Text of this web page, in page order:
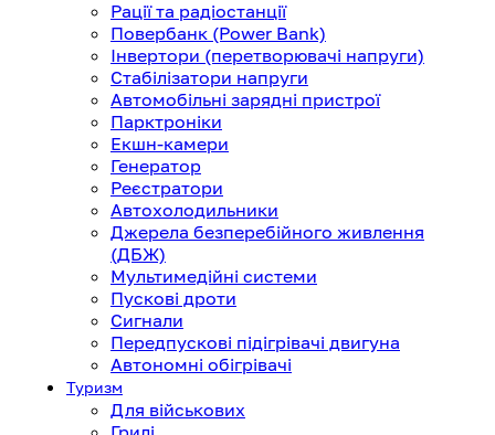
Рації та радіостанції
Повербанк (Power Bank)
Інвертори (перетворювачі напруги)
Стабілізатори напруги
Автомобільні зарядні пристрої
Парктроніки
Екшн-камери
Генератор
Реєстратори
Автохолодильники
Джерела безперебійного живлення
(ДБЖ)
Мультимедійні системи
Пускові дроти
Сигнали
Передпускові підігрівачі двигуна
Автономні обігрівачі
Туризм
Для військових